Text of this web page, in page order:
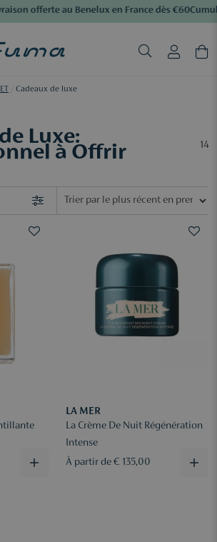
offerte au Benelux en France dès €60
Cadeaux de luxe
Luxe:
à Offrir 14
LA MER
La Crème De Nuit Régénération
Intense
À partir de € 135,00